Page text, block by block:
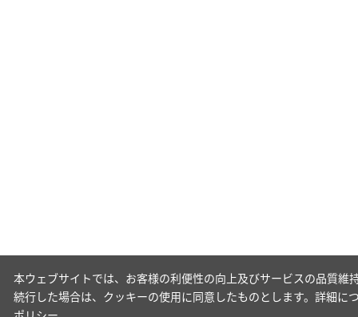
本ウェブサイトでは、お客様の利便性の向上及びサービスの品質
続行した場合は、クッキーの使用に同意したものとします。詳細